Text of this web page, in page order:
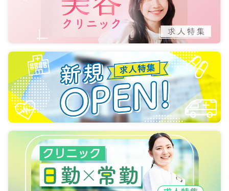
気になる 詳細を見る
日勤のみ（パート） 一時募集休止
給与 お問い合わせください
時間 8:30～17:30
ブランク可
第二新卒可
気になる 詳細を見る
訪問看護正看護師 一般＋療養
日勤のみ（常勤） 一時募集休止